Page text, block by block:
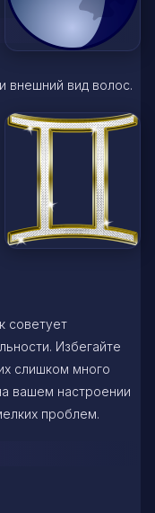
внешний вид волос.
советует
Избегайте
слишком много
вашем настроении
проблем.